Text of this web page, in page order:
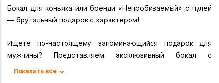
Бокал для коньяка или бренди «Непробиваемый» с пулей
— брутальный подарок с характером!
Ищете по-настоящему запоминающийся подарок для
мужчины? Представляем эксклюзивный бокал с
Показать все